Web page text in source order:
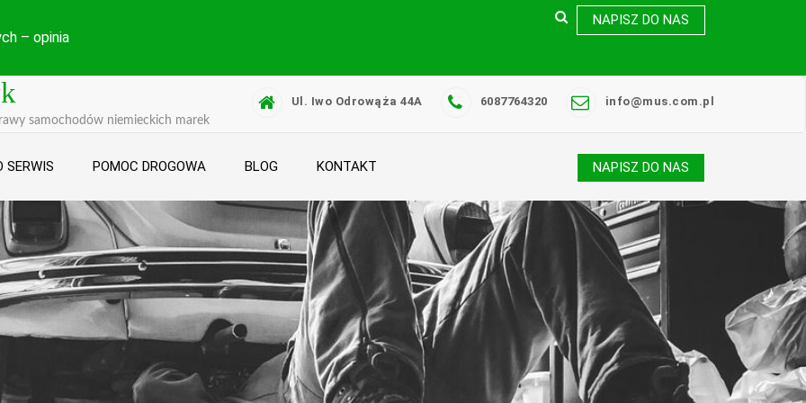
– opinia
NAPISZ DO NAS
samochodów niemieckich marek
Ul. Iwo Odrowąża 44A 6087764320 info@mus.com.pl
SERWIS POMOC DROGOWA BLOG KONTAKT NAPISZ DO NAS